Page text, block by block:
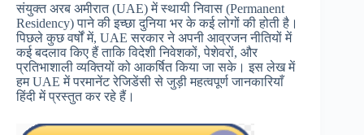
संयुक्त अरब अमीरात (UAE) में स्थायी निवास (Permanent
Residency) पाने की इच्छा दुनिया भर के कई लोगों की होती है।
पिछले कुछ वर्षों में, UAE सरकार ने अपनी आव्रजन नीतियों में
कई बदलाव किए हैं ताकि विदेशी निवेशकों, पेशेवरों, और
प्रतिभाशाली व्यक्तियों को आकर्षित किया जा सके। इस लेख में
हम UAE में परमानेंट रेजिडेंसी से जुड़ी महत्वपूर्ण जानकारियाँ
हिंदी में प्रस्तुत कर रहे हैं।